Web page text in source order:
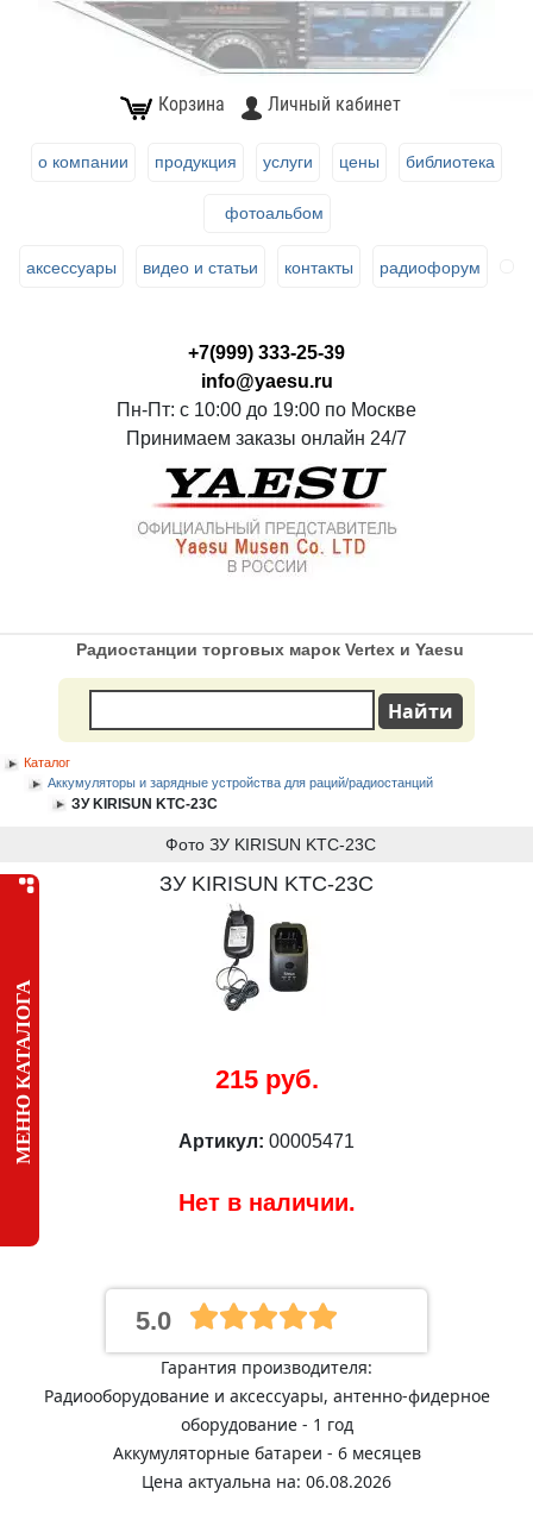
МЕНЮ КАТАЛОГА
Корзина Личный кабинет
о компании продукция услуги цены библиотека
фотоальбом
аксессуары видео и статьи контакты радиофорум
+7(999) 333-25-39
info@yaesu.ru
Пн-Пт: с 10:00 до 19:00 по Москве
Принимаем заказы онлайн 24/7
Радиостанции торговых марок Vertex и Yaesu
Каталог
Аккумуляторы и зарядные устройства для раций/радиостанций
ЗУ KIRISUN KTC-23C
Фото ЗУ KIRISUN KTC-23C
ЗУ KIRISUN KTC-23C
215 руб.
Артикул: 00005471
Нет в наличии.
5.0
Гарантия производителя:
Радиооборудование и аксессуары, антенно-фидерное
оборудование - 1 год
Аккумуляторные батареи - 6 месяцев
Цена актуальна на: 06.08.2026